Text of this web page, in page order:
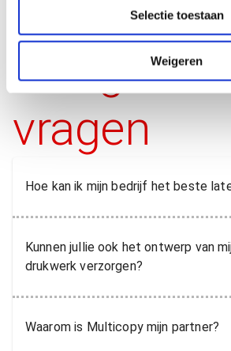
Selectie toestaan
Weigeren
vragen
Hoe kan ik mijn bedrijf het beste
Kunnen jullie ook het ontwerp van
drukwerk verzorgen?
Waarom is Multicopy mijn partner?